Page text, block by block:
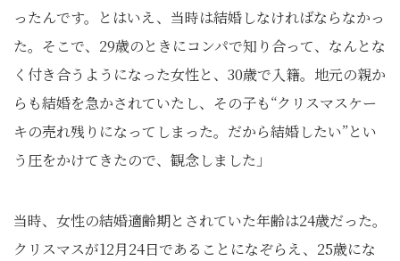
ったんです。とはいえ、当時は結婚しなければならなかっ
た。そこで、29歳のときにコンパで知り合って、なんとな
く付き合うようになった女性と、30歳で入籍。地元の親か
らも結婚を急かされていたし、その子も“クリスマスケー
キの売れ残りになってしまった。だから結婚したい”とい
う圧をかけてきたので、観念しました」
当時、女性の結婚適齢期とされていた年齢は24歳だった。
クリスマスが12月24日であることになぞらえ、25歳にな